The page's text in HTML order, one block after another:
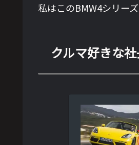
私はこのBMW4シリー
クルマ好きな